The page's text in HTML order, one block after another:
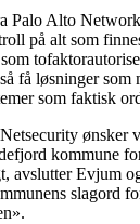
Palo Alto
på alt som
få løsninger
som faktisk
ønsker
kommune
avslutter Evjum
slagord